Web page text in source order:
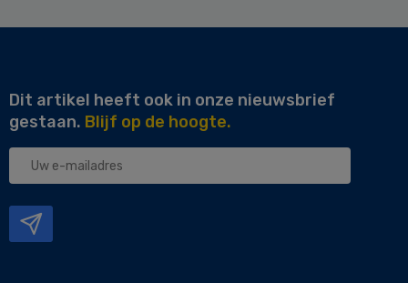
Dit artikel heeft ook in onze nieuwsbrief
gestaan. Blijf op de hoogte.
Uw